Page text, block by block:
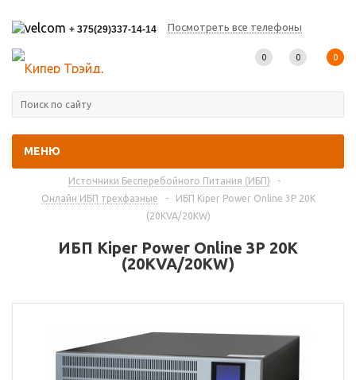
+ 375(29)337-14-14 Посмотреть все телефоны
МЕНЮ
0 0 0
Источники Бесперебойного Питания (ИБП)
-
Онлайн ИБП трехфазные
-
ИБП Kiper Power Online 3P 20K
(20KVA/20KW)
ИБП Kiper Power Online 3P 20K
(20KVA/20KW)